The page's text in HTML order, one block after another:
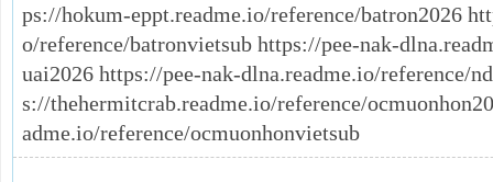
ps://hokum-eppt.readme.io/reference/batron2026
o/reference/batronvietsub https://pee-nak-
uai2026 https://pee-nak-dlna.readme.io/reference/
s://thehermitcrab.readme.io/reference/
adme.io/reference/ocmuonhonvietsub